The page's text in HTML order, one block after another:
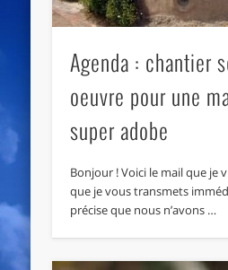
Agenda : chantier
oeuvre pour une
super adobe
Bonjour ! Voici le mail que je
que je vous transmets
précise que nous n’avons …